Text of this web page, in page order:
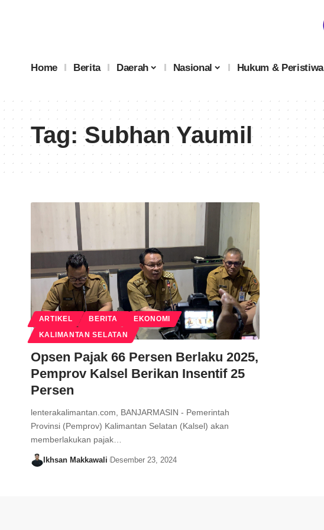
Home Berita Daerah Nasional Hukum & Peristiwa
Tag:Subhan Yaumil
ARTIKEL BERITA EKONOMI
KALIMANTAN SELATAN
Opsen Pajak 66 Persen Berlaku 2025,
Pemprov Kalsel Berikan Insentif 25
Persen
lenterakalimantan.com, BANJARMASIN - Pemerintah
Provinsi (Pemprov) Kalimantan Selatan (Kalsel) akan
memberlakukan pajak…
Ikhsan Makkawali Desember 23, 2024